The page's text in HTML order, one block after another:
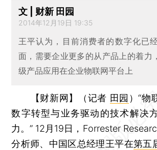
文 | 财新 田园
2014年12月19日 19:35
王平认为，目前消费者的数字化已
面，需要企业更多的从产品上的着力
级产品应用在企业物联网平台上
【财新网】（记者 田园 ）“物
数字转型与业务驱动的技术解决
力。” 12月19日，Forrester
分析师、中国区总经理王平在第五